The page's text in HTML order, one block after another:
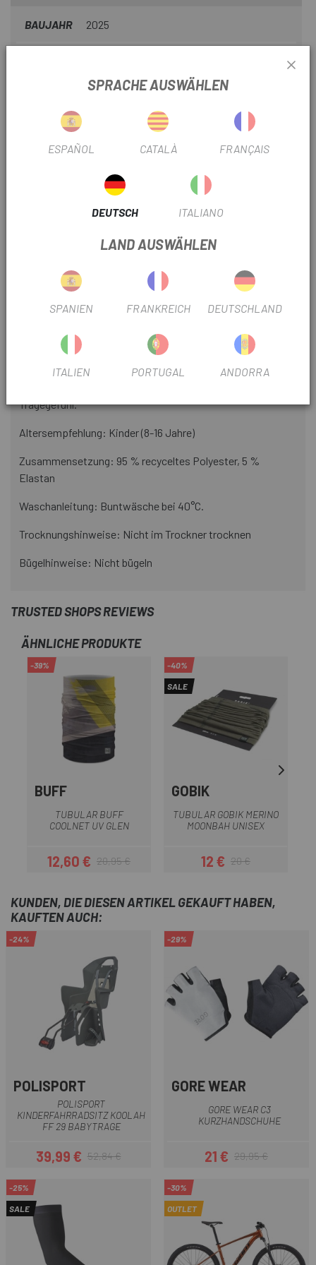
BAUJAHR
2025
PRODUKTINFORMATION
Das neu erfundene BUFF ® Multifunktionstuch: recycelte
Materialien, Sonnenschutz, ultra-elastisch, nahtlos.
Für Kinder konzipiert.
LSF 50 – Bietet UV-Schutz gemäß AS/NZ4399:2017. CE-
zertifizierte persönliche Schutzausrüstung (PSA) gegen
natural UV-Strahlung mit einem LSF >50 (98 % UV-Schutz).
Der Schutz kann geschwächt sein.
Foundation.
Der Stoff leitet Schweiß und Feuchtigkeit vom Körper weg
Tragegefühl.
Altersempfehlung: Kinder (8-16 Jahre)
Zusammensetzung: 95 % recyceltes Polyester, 5 %
Elastan
Waschanleitung: Buntwäsche bei 40°C.
Trocknungshinweise: Nicht im Trockner trocknen
Bügelhinweise: Nicht bügeln
TRUSTED SHOPS REVIEWS
ÄHNLICHE PRODUKTE
-39%
BUFF
TUBULAR BUFF
COOLNET UV GLEN
Preis
12,60 €Regulärer Preis
20,95 €
-40%
SALE
GOBIK
TUBULAR GOBIK MERINO
MOONBAH UNISEX
Preis
12 € Regulärer Preis
20 €
KUNDEN, DIE DIESEN ARTIKEL GEKAUFT HABEN,
KAUFTEN AUCH:
-24%
POLISPORT
POLISPORT
KINDERFAHRRADSITZ KOOLAH
FF 29 BABYTRAGE
Preis
39,99 €Regulärer Preis
52,84 €
-29%
GORE WEAR
GORE WEAR C3
KURZHANDSCHUHE
Preis
21 € Regulärer Preis
29,95 €
-25%
SALE
-30%
OUTLET
SPRACHE AUSWÄHLEN
ESPAÑOL CATALÀ FRANÇAIS
DEUTSCH ITALIANO
LAND AUSWÄHLEN
SPANIEN FRANKREICH DEUTSCHLAND
ITALIEN PORTUGAL ANDORRA